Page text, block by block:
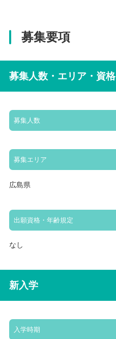
募集要項
募集人数・エリア・資格
募集人数
募集エリア
広島県
出願資格・年齢規定
なし
新入学
入学時期